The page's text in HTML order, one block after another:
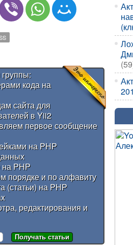
группы:
кода на
сайта для
в Yii2
первое сообщение
на PHP
на PHP
порядке и по алфавиту
(статьи) на PHP
редактирования и